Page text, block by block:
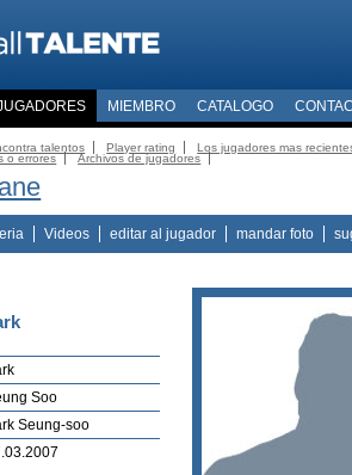
MIEMBRO CATALOGO
talentos Player rating
Los jugadores mas
o errores Archivos de jugadores
Videos editar al jugador mandar foto
Soo
Seung-soo